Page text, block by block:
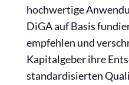
hochwertige
DiGA auf Basis
empfehlen und
Kapitalgeber ihre
standardisierten